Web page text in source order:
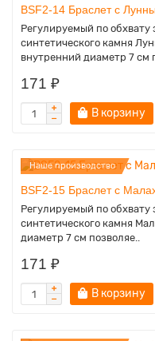
BSF2-14 Браслет с
Регулируемый по обхвату
синтетического камня
внутренний диаметр 7 см
171 ₽
В корзину
Наше производство
BSF2-15 Браслет с
Регулируемый по обхвату
синтетического камня
диаметр 7 см позволяе..
171 ₽
В корзину